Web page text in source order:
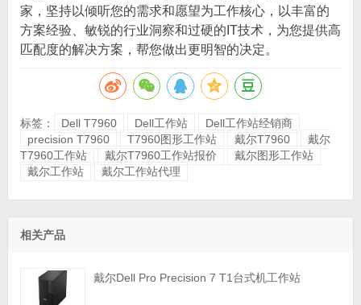
家，坚持以倾听您的需求和愿望为工作核心，以丰富的
方案经验、敏锐的行业洞察和过硬的IT技术，为您提供高
匹配度的解决方案，帮您做出更明智的决定。
标签： Dell T7960 Dell工作站
Dell工作站经销商
precision T7960
T7960图形工作站 戴尔T7960
戴尔
T7960工作站
戴尔T7960工作站报价
戴尔图形工作站
戴尔工作站
戴尔工作站代理
相关产品
戴尔Dell Pro Precision 7 T1台式机工作站